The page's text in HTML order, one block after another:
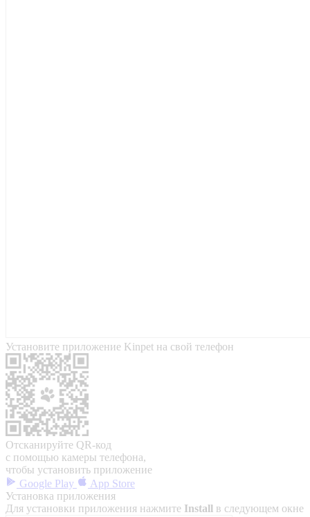
Установите приложение Kinpet на свой телефон
Отсканируйте QR-код
с помощью камеры телефона,
чтобы установить приложение
Google Play
App Store
Установка приложения
Для установки приложения нажмите Install в следующем окне